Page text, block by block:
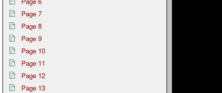
Page 7
Page 8
Page 9
Page 10
Page 11
Page 12
Page 13